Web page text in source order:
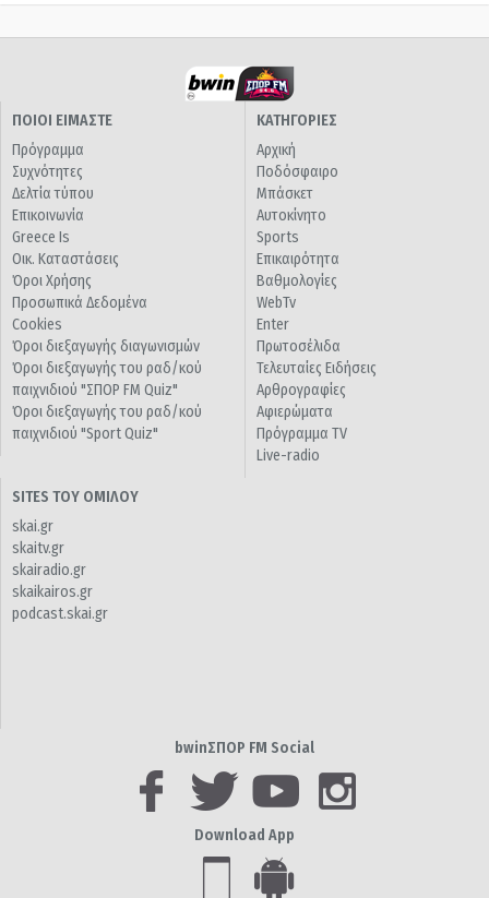
ΠΟΙΟΙ ΕΙΜΑΣΤΕ
Πρόγραμμα
Συχνότητες
Δελτία τύπου
Επικοινωνία
Greece Is
Οικ. Καταστάσεις
Όροι Χρήσης
Προσωπικά Δεδομένα
Cookies
Όροι διεξαγωγής διαγωνισμών
Όροι διεξαγωγής του ραδ/κού
παιχνιδιού "ΣΠΟΡ FM Quiz"
Όροι διεξαγωγής του ραδ/κού
παιχνιδιού "Sport Quiz"
ΚΑΤΗΓΟΡΙΕΣ
Αρχική
Ποδόσφαιρο
Μπάσκετ
Αυτοκίνητο
Sports
Επικαιρότητα
Βαθμολογίες
WebTv
Enter
Πρωτοσέλιδα
Τελευταίες Ειδήσεις
Αρθρογραφίες
Αφιερώματα
Πρόγραμμα TV
Live-radio
SITES ΤΟΥ ΟΜΙΛΟΥ
skai.gr
skaitv.gr
skairadio.gr
skaikairos.gr
podcast.skai.gr
bwinΣΠΟΡ FM Social
Download App